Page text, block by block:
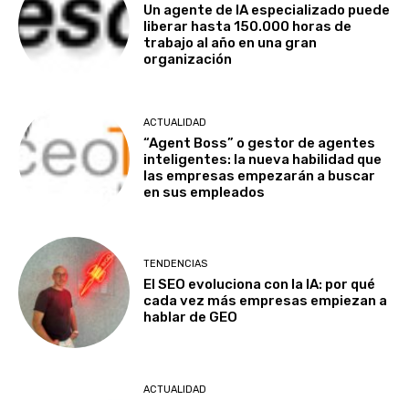
Un agente de IA especializado puede
liberar hasta 150.000 horas de
trabajo al año en una gran
organización
ACTUALIDAD
“Agent Boss” o gestor de agentes
inteligentes: la nueva habilidad que
las empresas empezarán a buscar
en sus empleados
TENDENCIAS
El SEO evoluciona con la IA: por qué
cada vez más empresas empiezan a
hablar de GEO
ACTUALIDAD